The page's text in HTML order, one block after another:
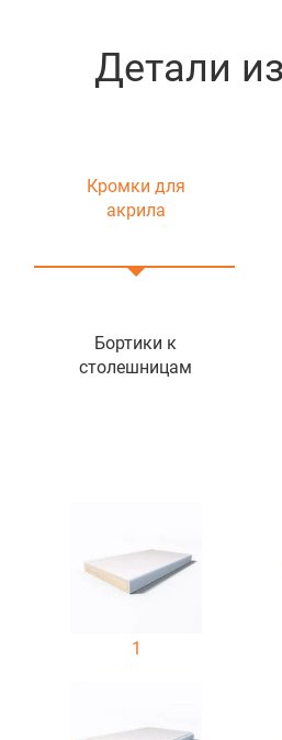
Детали
Кромки для
акрила
Бортики к
столешницам
1